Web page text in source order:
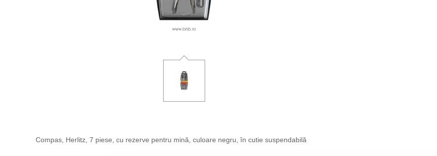
Compas, Herlitz, 7 piese, cu rezerve pentru mină, culoare negru, în cutie suspendabilă